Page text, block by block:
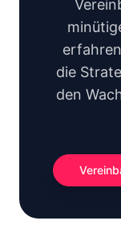
die
den